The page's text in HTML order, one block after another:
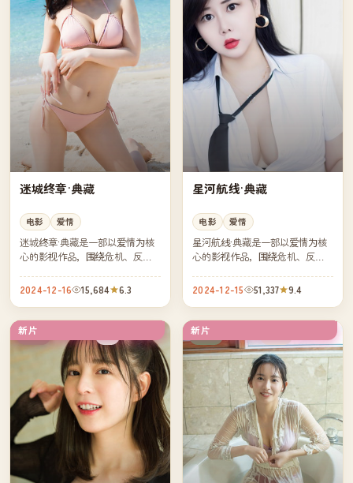
迷城终章·典藏
电影 爱情
迷城终章·典藏是一部以爱情为核
心的影视作品，围绕危机、反转
凑，值得推荐观看。
2024-12-16 15,684 6.3
星河航线·典藏
电影 爱情
星河航线·典藏是一部以爱情为核
心的影视作品，围绕危机、反转
凑，值得推荐观看。
2024-12-15 51,337 9.4
新片
中国 新片
日本